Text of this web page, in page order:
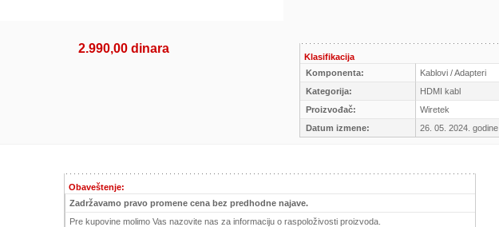
2.990,00 dinara
Klasifikacija
Komponenta:
Kablovi / Adapteri
Kategorija:
HDMI kabl
Proizvođač:
Wiretek
Datum izmene:
26. 05. 2024. godine
Obaveštenje:
Zadržavamo pravo promene cena bez predhodne najave.
Pre kupovine molimo Vas nazovite nas za informaciju o raspoloživosti proizvoda.